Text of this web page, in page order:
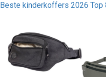
Beste kinderkoffers 2026 Top